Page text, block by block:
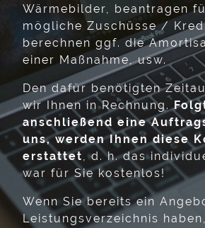
Wärmebilder, beantragen
mögliche Zuschüsse /
berechnen ggf. die
einer Maßnahme, usw.
Den dafür benötigten
wir Ihnen in Rechnung.
anschließend eine
uns, werden Ihnen diese
erstattet, d. h. das
war für Sie kostenlos!
Wenn Sie bereits ein
Leistungsverzeichnis